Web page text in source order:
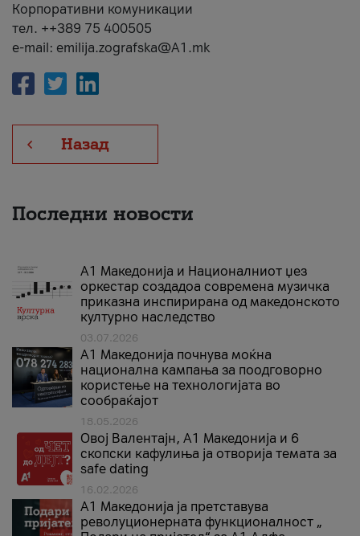
Корпоративни комуникации
тел. ++389 75 400505
e-mail: emilija.zografska@A1.mk
Назад
Последни новости
А1 Македонија и Националниот џез
оркестар создадоа современа музичка
приказна инспирирана од македонското
културно наследство
03.07.2026
A1 Македонија почнува моќна
национална кампања за поодговорно
користење на технологијата во
сообраќајот
18.05.2026
Овој Валентајн, A1 Македонија и 6
скопски кафулиња ја отворија темата за
safe dating
16.02.2026
А1 Македонија ја претставува
револуционерната функционалност „